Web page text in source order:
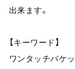
出来ます。
【キーワード】
ワンタッチバケ